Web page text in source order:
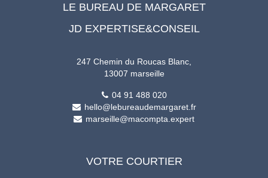
LE BUREAU DE MARGARET
JD EXPERTISE&CONSEIL
247 Chemin du Roucas Blanc,
13007 marseille
04 91 488 020
hello@lebureaudemargaret.fr
marseille@macompta.expert
VOTRE COURTIER